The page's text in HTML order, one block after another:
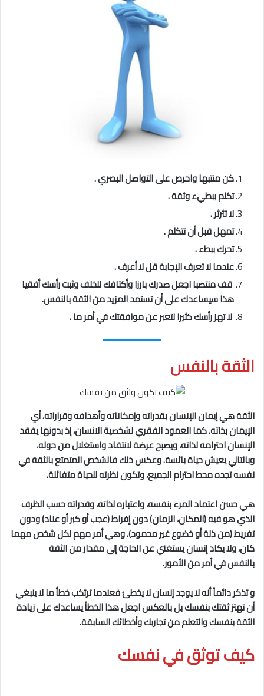
كن منتبها واحرص على التواصل البصري .
تكلم ببطيء وثقة .
لا تثرثر .
تمهل قبل أن تتكلم .
تحرك ببطء .
عندما لا تعرف الإجابة قل لا أعرف .
قف منتصبا اجعل صدرك بارزا وأكتافك للخلف وثبت رأسك أفقيا
هذا سيساعدك على أن تستمد المزيد من الثقة بالنفس.
لا تهز رأسك كثيرا لتعبر عن موافقتك في أمر ما .
الثقة بالنفس
الثقة هي إيمان الإنسان بقدراته وإمكاناته وأهدافه وقراراته، أي
الإيمان بذاته. كما العمود الفقري لشخصية الانسان، إذ بدونها يفقد
الإنسان احترامه لذاته، ويصبح عرضة لانتقاد واستغلال من حوله،
وبالتالي يعيش حياة بائسة. وعكس ذلك فالشخص المتمتع بالثقة في
نفسه تجده محط احترام الجميع، وتكون نظرته للحياة متفائلة.
هي حسن اعتماد المرء بنفسه، واعتباره لذاته، وقدراته حسب الظرف
الذي هو فيه (المكان، الزمان) دون إفراط (عجب أو كبر أو عناد) ودون
تفريط (من ذلة أو خضوع غير محمود). وهي أمر مهم لكل شخص مهما
كان، ولا يكاد إنسان يستغني عن الحاجة إلى مقدار من الثقة
بالنفس في أمر من الأمور.
و تذكر دائماً أنه لا يوجد إنسان لا يخطئ فعندما ترتكب خطأ ما لا ينبغي
أن تهتز ثقتك بنفسك بل بالعكس اجعل هذا الخطأ يساعدك على زيادة
الثقة بنفسك والتعلم من تجاربك وأخطائك السابقة.
كيف توثق في نفسك